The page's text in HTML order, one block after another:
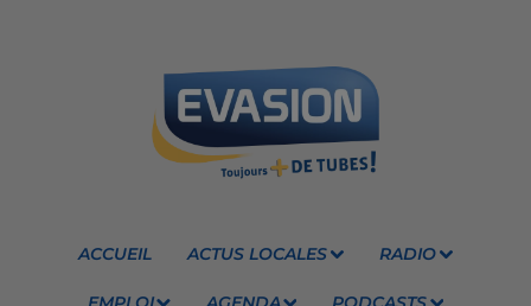
ACCUEIL ACTUS LOCALES RADIO